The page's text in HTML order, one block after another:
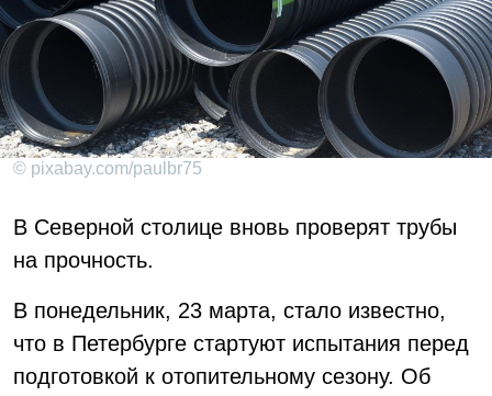
© pixabay.com/paulbr75
В Северной столице вновь проверят трубы
на прочность.
В понедельник, 23 марта, стало известно,
что в Петербурге стартуют испытания перед
подготовкой к отопительному сезону. Об